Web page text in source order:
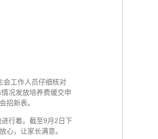
工作人员仔细核对
况发放培养费缓交申
招新表。
行着。截至9月2日下
心，让家长满意。